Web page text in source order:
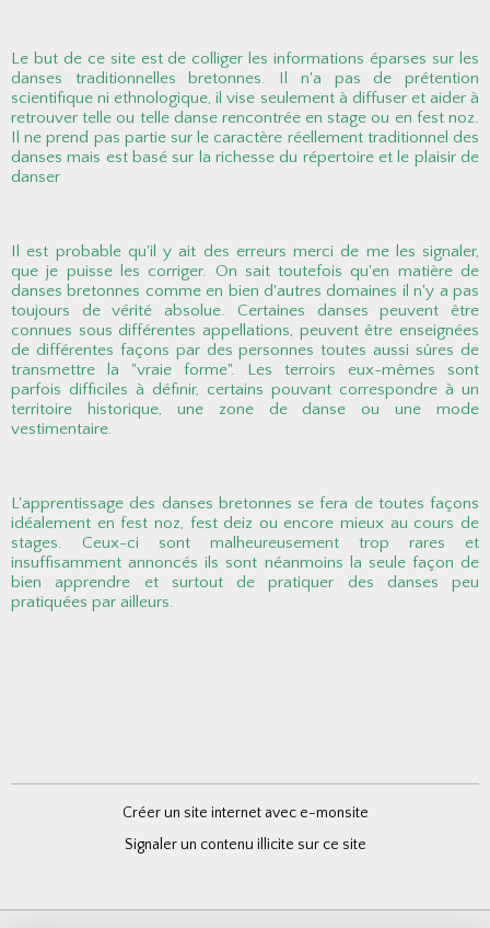
Le but de ce site est de colliger les informations éparses sur les
danses traditionnelles bretonnes. Il n'a pas de prétention
scientifique ni ethnologique, il vise seulement à diffuser et aider à
retrouver telle ou telle danse rencontrée en stage ou en fest noz.
Il ne prend pas partie sur le caractère réellement traditionnel des
danses mais est basé sur la richesse du répertoire et le plaisir de
danser
Il est probable qu'il y ait des erreurs merci de me les signaler,
que je puisse les corriger. On sait toutefois qu'en matière de
danses bretonnes comme en bien d'autres domaines il n'y a pas
toujours de vérité absolue. Certaines danses peuvent être
connues sous différentes appellations, peuvent être enseignées
de différentes façons par des personnes toutes aussi sûres de
transmettre la "vraie forme". Les terroirs eux-mêmes sont
parfois difficiles à définir, certains pouvant correspondre à un
territoire historique, une zone de danse ou une mode
vestimentaire.
L'apprentissage des danses bretonnes se fera de toutes façons
idéalement en fest noz, fest deiz ou encore mieux au cours de
stages. Ceux-ci sont malheureusement trop rares et
insuffisamment annoncés ils sont néanmoins la seule façon de
bien apprendre et surtout de pratiquer des danses peu
pratiquées par ailleurs.
Créer un site internet avec e-monsite
Signaler un contenu illicite sur ce site